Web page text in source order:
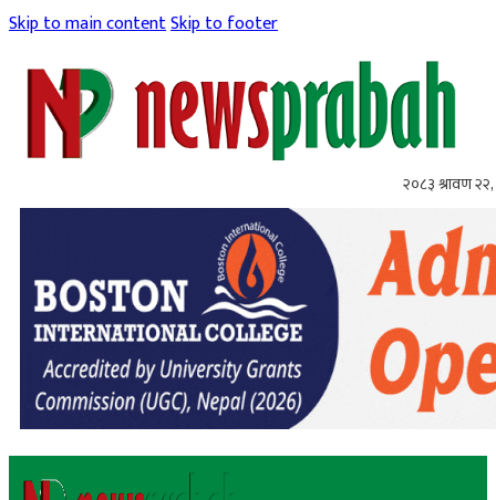
Skip to main contentSkip to footer
२०८३ श्रावण २२,